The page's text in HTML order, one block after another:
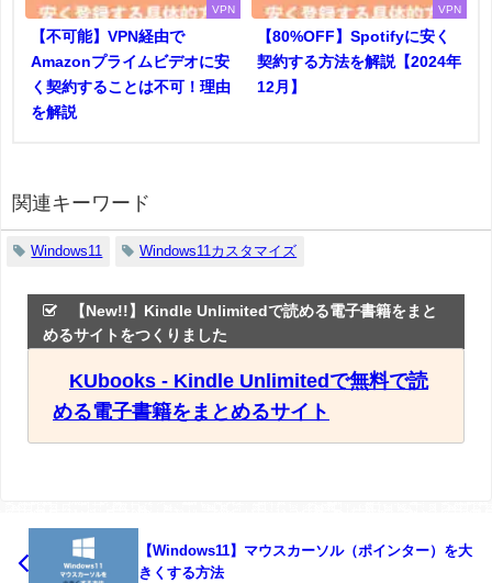
VPN
【不可能】VPN経由で
Amazonプライムビデオに安
く契約することは不可！理由
を解説
VPN
【80%OFF】Spotifyに安く
契約する方法を解説【2024年
12月】
関連キーワード
Windows11 Windows11カスタマイズ
【New!!】Kindle Unlimitedで読める電子書籍をまと
めるサイトをつくりました
KUbooks - Kindle Unlimitedで無料で読
める電子書籍をまとめるサイト
【Windows11】マウスカーソル（ポインター）を大
きくする方法